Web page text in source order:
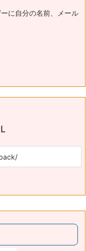
に自分の名前、メール